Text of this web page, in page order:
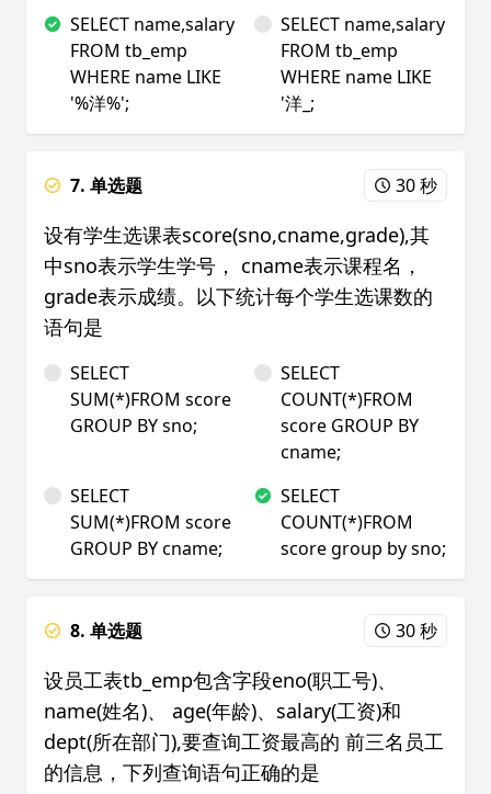
SELECT name,salary
FROM tb_emp
WHERE name LIKE
'%洋%';
SELECT name,salary
FROM tb_emp
WHERE name LIKE
'洋_;
7. 单选题 30 秒
设有学生选课表score(sno,cname,grade),其
中sno表示学生学号， cname表示课程名，
grade表示成绩。以下统计每个学生选课数的
语句是
SELECT
SUM(*)FROM score
GROUP BY sno;
SELECT
COUNT(*)FROM
score GROUP BY
cname;
SELECT
SUM(*)FROM score
GROUP BY cname;
SELECT
COUNT(*)FROM
score group by sno;
8. 单选题 30 秒
设员工表tb_emp包含字段eno(职工号)、
name(姓名)、 age(年龄)、salary(工资)和
dept(所在部门),要查询工资最高的 前三名员工
的信息，下列查询语句正确的是